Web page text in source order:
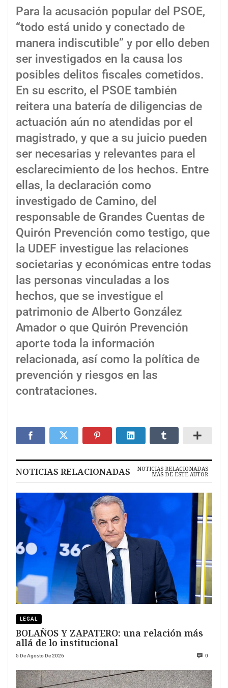
Para la acusación popular del PSOE,
“todo está unido y conectado de
manera indiscutible” y por ello deben
ser investigados en la causa los
posibles delitos fiscales cometidos.
En su escrito, el PSOE también
reitera una batería de diligencias de
actuación aún no atendidas por el
magistrado, y que a su juicio pueden
ser necesarias y relevantes para el
esclarecimiento de los hechos. Entre
ellas, la declaración como
investigado de Camino, del
responsable de Grandes Cuentas de
Quirón Prevención como testigo, que
la UDEF investigue las relaciones
societarias y económicas entre todas
las personas vinculadas a los
hechos, que se investigue el
patrimonio de Alberto González
Amador o que Quirón Prevención
aporte toda la información
relacionada, así como la política de
prevención y riesgos en las
contrataciones.
NOTICIAS RELACIONADAS NOTICIAS RELACIONADAS
MÁS DE ESTE AUTOR
LEGAL
BOLAÑOS Y ZAPATERO: una relación más
allá de lo institucional
5 De Agosto De 2026 0